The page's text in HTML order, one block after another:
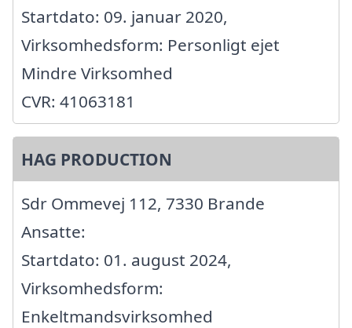
Startdato: 09. januar 2020,
Virksomhedsform: Personligt ejet
Mindre Virksomhed
CVR: 41063181
HAG PRODUCTION
Sdr Ommevej 112, 7330 Brande
Ansatte:
Startdato: 01. august 2024,
Virksomhedsform:
Enkeltmandsvirksomhed